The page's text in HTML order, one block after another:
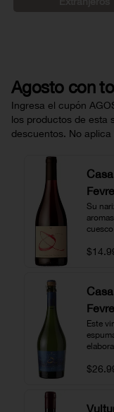
Agosto con
Ingresa el cupón
los productos de esta
descuentos. No
Casa
Pinot
Su
boca
es un
para
más
Casa
Fevre
Este